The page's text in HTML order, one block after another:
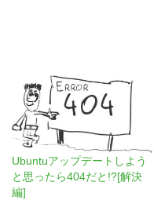
Ubuntuアップデートしよう
と思ったら404だと!?[解決
編]